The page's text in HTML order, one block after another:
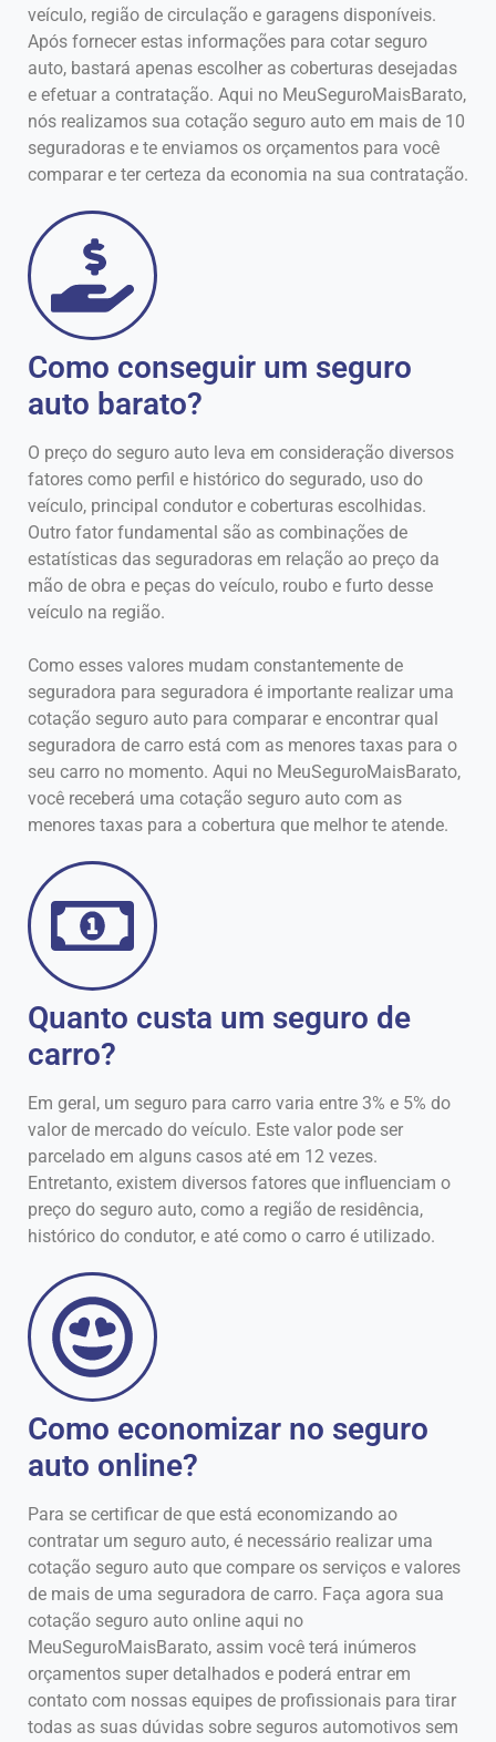
veículo, região de circulação e garagens disponíveis.
Após fornecer estas informações para cotar seguro
auto, bastará apenas escolher as coberturas desejadas
e efetuar a contratação. Aqui no MeuSeguroMaisBarato,
nós realizamos sua cotação seguro auto em mais de 10
seguradoras e te enviamos os orçamentos para você
comparar e ter certeza da economia na sua contratação.
Como conseguir um seguro
auto barato?
O preço do seguro auto leva em consideração diversos
fatores como perfil e histórico do segurado, uso do
veículo, principal condutor e coberturas escolhidas.
Outro fator fundamental são as combinações de
estatísticas das seguradoras em relação ao preço da
mão de obra e peças do veículo, roubo e furto desse
veículo na região.
Como esses valores mudam constantemente de
seguradora para seguradora é importante realizar uma
cotação seguro auto para comparar e encontrar qual
seguradora de carro está com as menores taxas para o
seu carro no momento. Aqui no MeuSeguroMaisBarato,
você receberá uma cotação seguro auto com as
menores taxas para a cobertura que melhor te atende.
Quanto custa um seguro de
carro?
Em geral, um seguro para carro varia entre 3% e 5% do
valor de mercado do veículo. Este valor pode ser
parcelado em alguns casos até em 12 vezes.
Entretanto, existem diversos fatores que influenciam o
preço do seguro auto, como a região de residência,
histórico do condutor, e até como o carro é utilizado.
Como economizar no seguro
auto online?
Para se certificar de que está economizando ao
contratar um seguro auto, é necessário realizar uma
cotação seguro auto que compare os serviços e valores
de mais de uma seguradora de carro. Faça agora sua
cotação seguro auto online aqui no
MeuSeguroMaisBarato, assim você terá inúmeros
orçamentos super detalhados e poderá entrar em
contato com nossas equipes de profissionais para tirar
todas as suas dúvidas sobre seguros automotivos sem